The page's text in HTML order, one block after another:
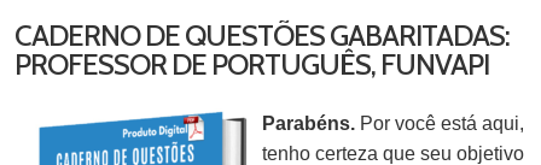
CADERNO DE QUESTÕES GABARITADAS:
PROFESSOR DE PORTUGUÊS, FUNVAPI
Parabéns. Por você está aqui,
tenho certeza que seu objetivo